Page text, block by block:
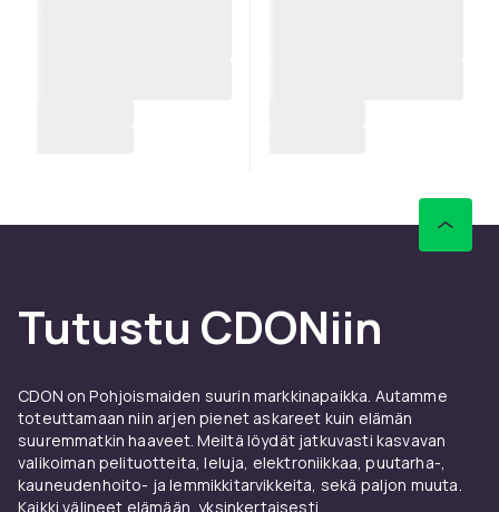
Tutustu CDONiin
CDON on Pohjoismaiden suurin markkinapaikka. Autamme
toteuttamaan niin arjen pienet askareet kuin elämän
suuremmatkin haaveet. Meiltä löydät jatkuvasti kasvavan
valikoiman pelituotteita, leluja, elektroniikkaa, puutarha-,
kauneudenhoito- ja lemmikkitarvikkeita, sekä paljon muuta.
Kaikki välineet elämään, yksinkertaisesti.